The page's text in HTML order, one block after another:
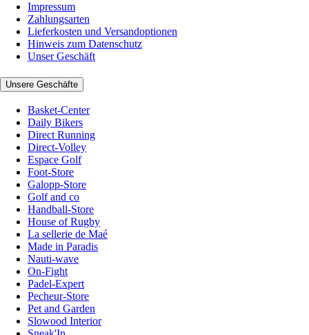
Impressum
Zahlungsarten
Lieferkosten und Versandoptionen
Hinweis zum Datenschutz
Unser Geschäft
Unsere Geschäfte
Basket-Center
Daily Bikers
Direct Running
Direct-Volley
Espace Golf
Foot-Store
Galopp-Store
Golf and co
Handball-Store
House of Rugby
La sellerie de Maé
Made in Paradis
Nauti-wave
On-Fight
Padel-Expert
Pecheur-Store
Pet and Garden
Slowood Interior